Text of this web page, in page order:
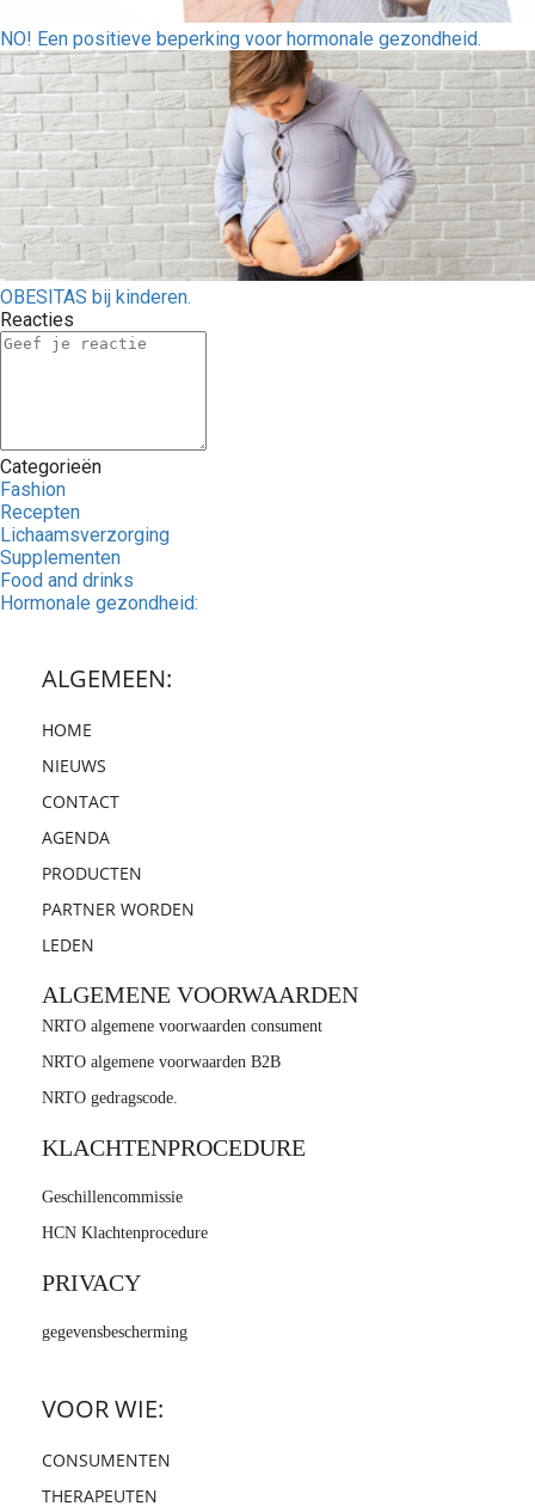
NO! Een positieve beperking voor hormonale gezondheid.
OBESITAS bij kinderen.
Reacties
Categorieën
Fashion
Recepten
Lichaamsverzorging
Supplementen
Food and drinks
Hormonale gezondheid:
ALGEMEEN:
HOME
NIEUWS
CONTACT
AGENDA
PRODUCTEN
PARTNER WORDEN
LEDEN
ALGEMENE VOORWAARDEN
NRTO algemene voorwaarden consument
NRTO algemene voorwaarden B2B
NRTO gedragscode.
KLACHTENPROCEDURE
Geschillencommissie
HCN Klachtenprocedure
PRIVACY
gegevensbescherming
VOOR WIE:
CONSUMENTEN
THERAPEUTEN